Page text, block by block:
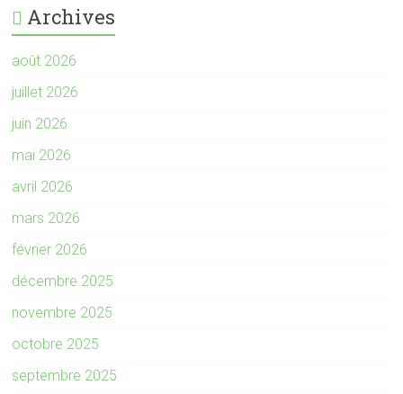
Archives
août 2026
juillet 2026
juin 2026
mai 2026
avril 2026
mars 2026
février 2026
décembre 2025
novembre 2025
octobre 2025
septembre 2025